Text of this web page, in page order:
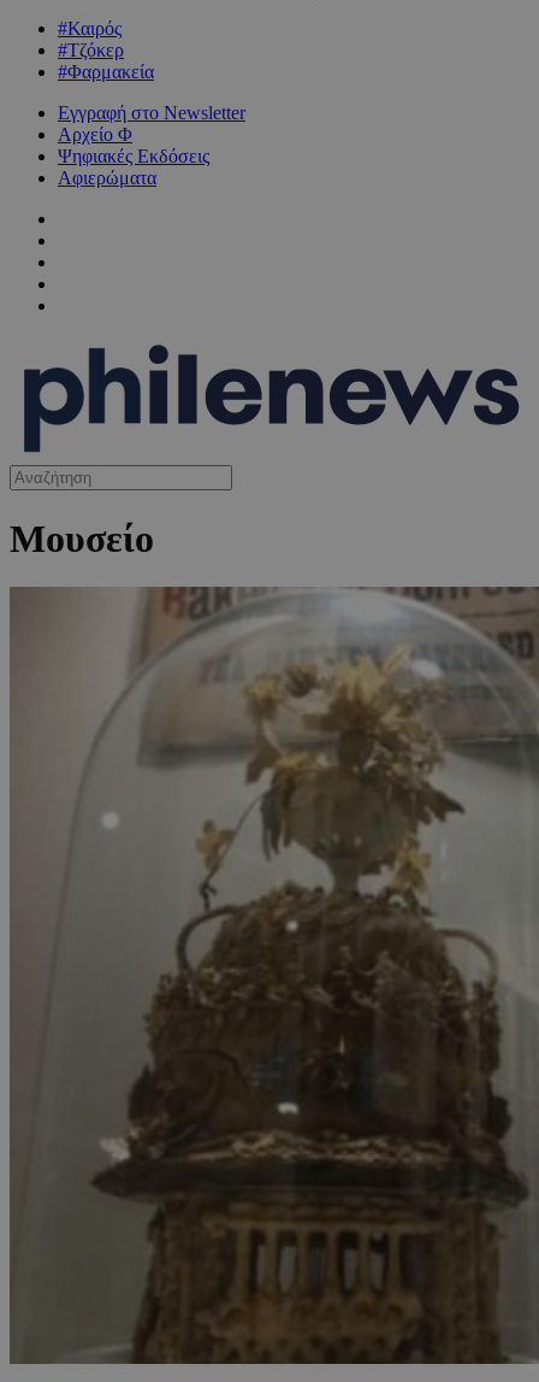
#Καιρός
#Τζόκερ
#Φαρμακεία
Εγγραφή στο Newsletter
Αρχείο Φ
Ψηφιακές Εκδόσεις
Αφιερώματα
Μουσείο